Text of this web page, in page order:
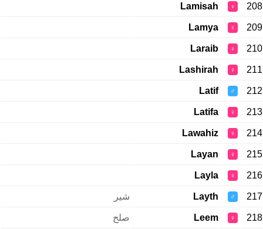
208
♀
Lamisah
209
♀
Lamya
210
♀
Laraib
211
♀
Lashirah
212
♂
Latif
213
♀
Latifa
214
♀
Lawahiz
215
♀
Layan
216
♀
Layla
217
♂
Layth شیر
218
♀
Leem صلح